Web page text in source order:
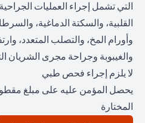
التي تشمل إجراء العمليات
القلبية، والسكتة الدماغية،
وأورام المخ، والتصلب المتعدد،
والغيبوبة وجراحة مجرى الشريان
لا يلزم إجراء فحص طبي
يحصل المؤمن عليه على مبلغ
المختارة